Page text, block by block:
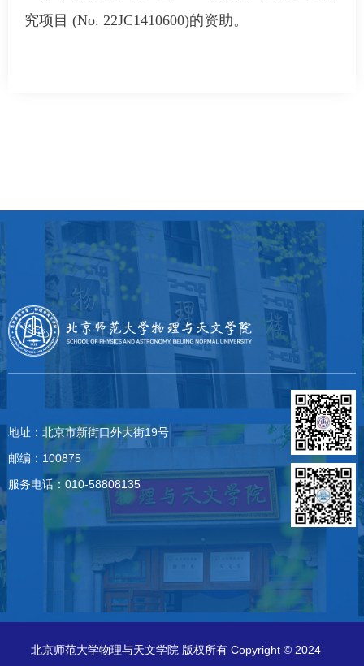
究项目 (No. 22JC1410600)的资助。
地址：北京市新街口外大街19号
邮编：100875
服务电话：010-58808135
北京师范大学物理与天文学院 版权所有 Copyright © 2024